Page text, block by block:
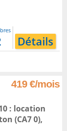
Détails
419 €/mois
: location
(CA7 0),